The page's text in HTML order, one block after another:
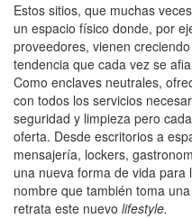
Estos sitios, que muchas
un espacio físico donde, por
proveedores, vienen
tendencia que cada vez se
Como enclaves neutrales,
con todos los servicios
seguridad y limpieza pero
oferta. Desde escritorios a
mensajería, lockers,
una nueva forma de vida para
nombre que también toma
retrata este nuevo lifestyle.